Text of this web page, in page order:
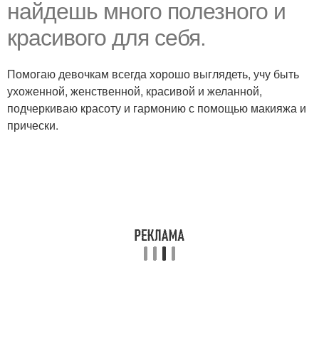
найдешь много полезного и
красивого для себя.
Помогаю девочкам всегда хорошо выглядеть, учу быть
ухоженной, женственной, красивой и желанной,
подчеркиваю красоту и гармонию с помощью макияжа и
прически.